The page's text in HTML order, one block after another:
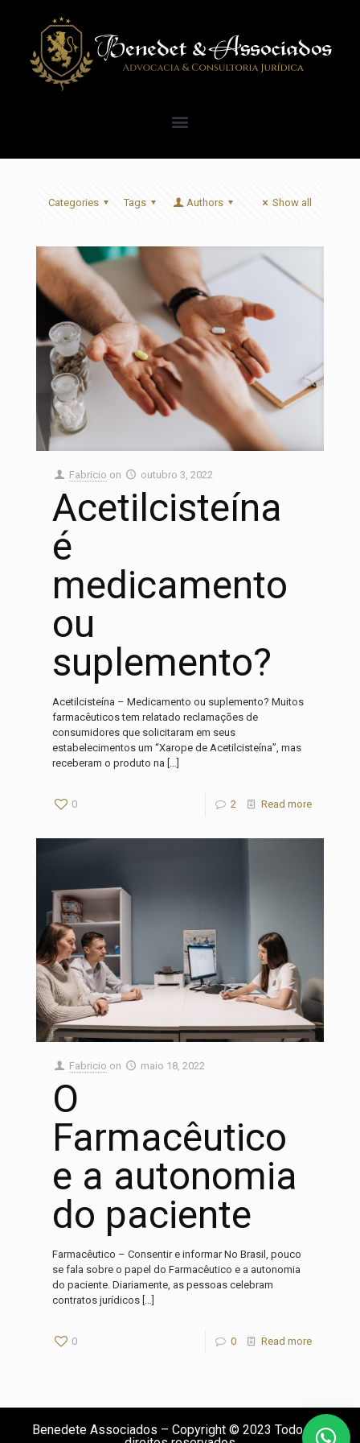
Categories Tags Authors Show all
Fabricio on outubro 3, 2022
Acetilcisteína
é
medicamento
ou
suplemento?
Acetilcisteína – Medicamento ou suplemento? Muitos
farmacêuticos tem relatado reclamações de
consumidores que solicitaram em seus
estabelecimentos um “Xarope de Acetilcisteína”, mas
receberam o produto na […]
0 2 Read more
Fabricio on maio 18, 2022
O
Farmacêutico
e a autonomia
do paciente
Farmacêutico – Consentir e informar No Brasil, pouco
se fala sobre o papel do Farmacêutico e a autonomia
do paciente. Diariamente, as pessoas celebram
contratos jurídicos […]
0 0 Read more
Benedete Associados – Copyright © 2023 Todos os
ajudar. Pergunte o que precisar!